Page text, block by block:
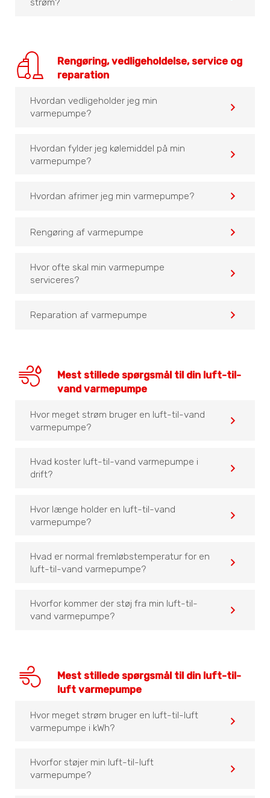
Rengøring, vedligeholdelse, service og
reparation
Hvordan vedligeholder jeg min
varmepumpe?
navigate_before
Hvordan fylder jeg kølemiddel på min
varmepumpe?
navigate_before
Hvordan afrimer jeg min varmepumpe? navigate_before
Rengøring af varmepumpe navigate_before
Hvor ofte skal min varmepumpe
serviceres?
navigate_before
Reparation af varmepumpe navigate_before
Mest stillede spørgsmål til din luft-til-
vand varmepumpe
Hvor meget strøm bruger en luft-til-vand
varmepumpe?
navigate_before
Hvad koster luft-til-vand varmepumpe i
drift?
navigate_before
Hvor længe holder en luft-til-vand
varmepumpe?
navigate_before
Hvad er normal fremløbstemperatur for en
luft-til-vand varmepumpe?
navigate_before
Hvorfor kommer der støj fra min luft-til-
vand varmepumpe?
navigate_before
Mest stillede spørgsmål til din luft-til-
luft varmepumpe
Hvor meget strøm bruger en luft-til-luft
varmepumpe i kWh?
navigate_before
Hvorfor støjer min luft-til-luft
varmepumpe?
navigate_before